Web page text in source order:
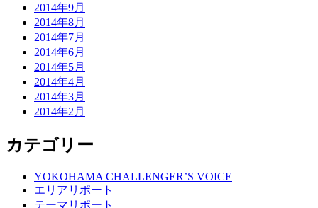
2014年9月
2014年8月
2014年7月
2014年6月
2014年5月
2014年4月
2014年3月
2014年2月
カテゴリー
YOKOHAMA CHALLENGER’S VOICE
エリアリポート
テーマリポート